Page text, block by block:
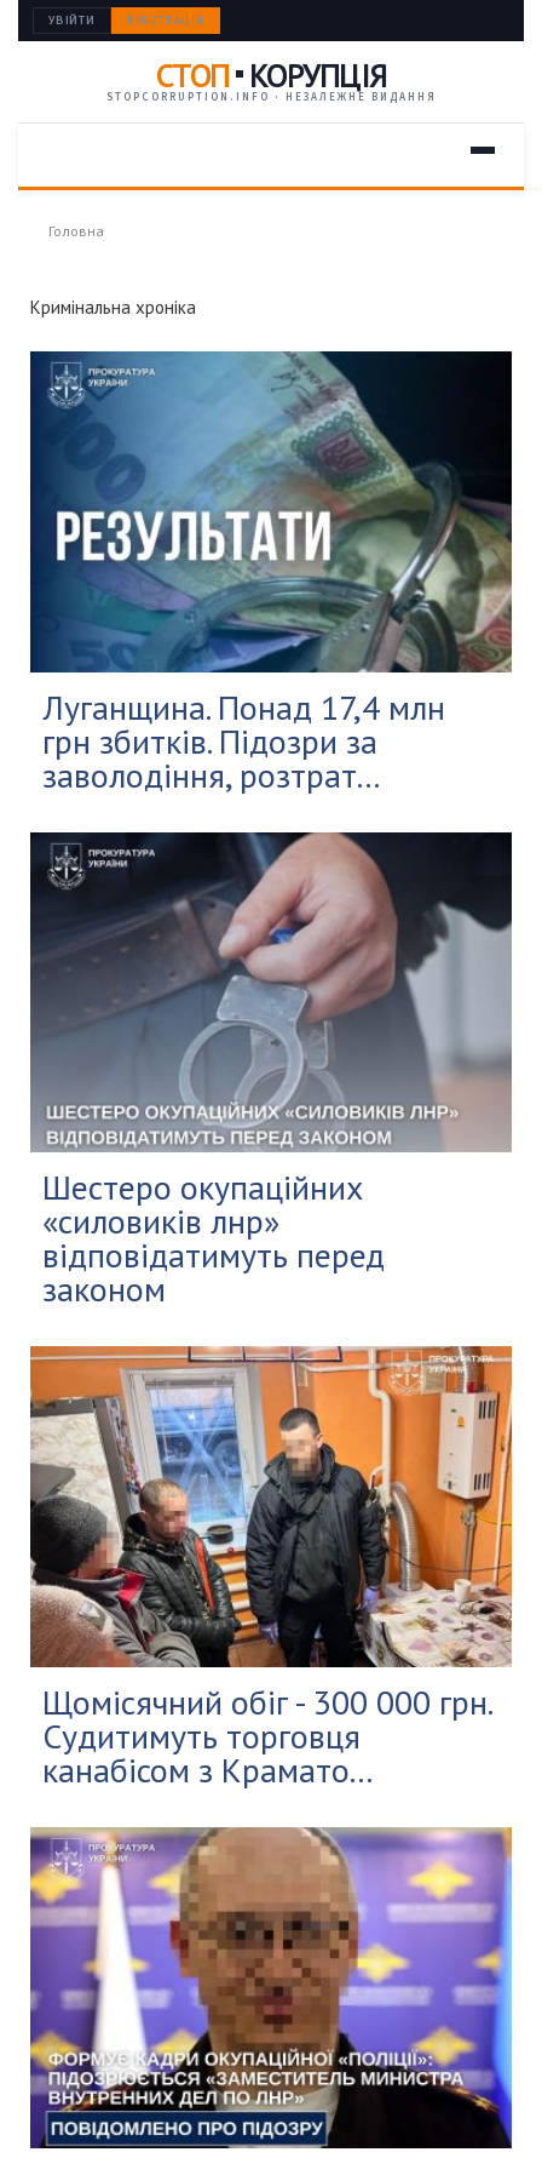
УВІЙТИ РЕЄСТРАЦІЯ
СТОП КОРУПЦІЯ
STOPCORRUPTION.INFO · НЕЗАЛЕЖНЕ ВИДАННЯ
Головна
Кримінальна хроніка
Луганщина. Понад 17,4 млн
грн збитків. Підозри за
заволодіння, розтрат...
Шестеро окупаційних
«силовиків лнр»
відповідатимуть перед
законом
Щомісячний обіг - 300 000 грн.
Судитимуть торговця
канабісом з Крамато...